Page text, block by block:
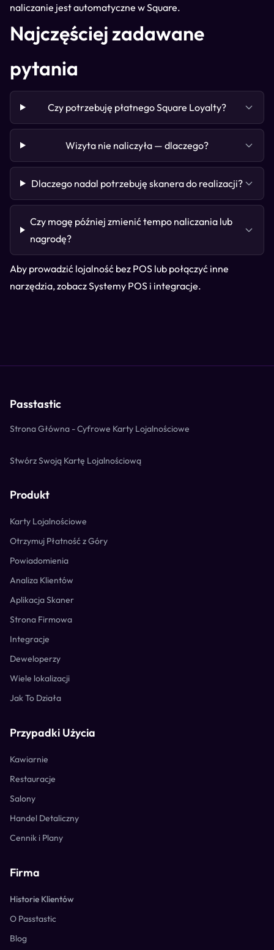
naliczanie jest automatyczne w Square.
Najczęściej zadawane
pytania
Czy potrzebuję płatnego Square Loyalty?
Wizyta nie naliczyła — dlaczego?
Dlaczego nadal potrzebuję skanera do realizacji?
Czy mogę później zmienić tempo naliczania lub
nagrodę?
Aby prowadzić lojalność bez POS lub połączyć inne
narzędzia, zobaczSystemy POS i integracje.
Passtastic
Strona Główna - Cyfrowe Karty Lojalnościowe
Stwórz Swoją Kartę Lojalnościową
Produkt
Karty Lojalnościowe
Otrzymuj Płatność z Góry
Powiadomienia
Analiza Klientów
Aplikacja Skaner
Strona Firmowa
Integracje
Deweloperzy
Wiele lokalizacji
Jak To Działa
Przypadki Użycia
Kawiarnie
Restauracje
Salony
Handel Detaliczny
Cennik i Plany
Firma
Historie Klientów
O Passtastic
Blog